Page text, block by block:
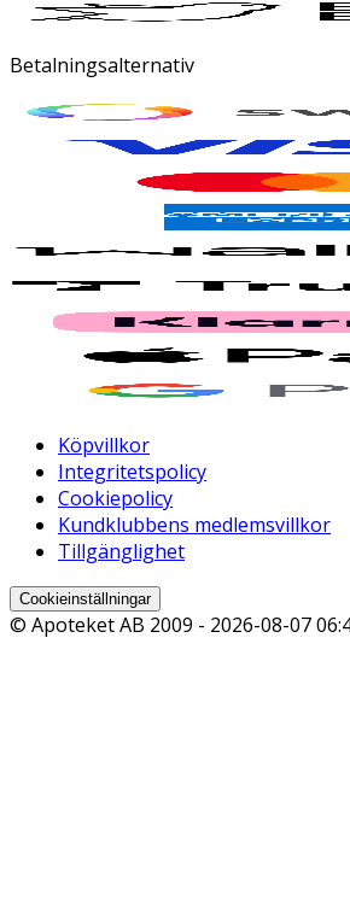
Betalningsalternativ
Köpvillkor
Integritetspolicy
Cookiepolicy
Kundklubbens medlemsvillkor
Tillgänglighet
Cookieinställningar
© Apoteket AB 2009 - 2026-08-07